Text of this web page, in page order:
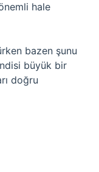
hale
bazen şunu
büyük bir
doğru